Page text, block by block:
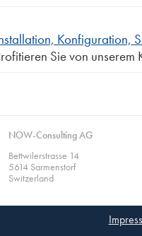
Konfiguration,
Sie von
NOW-Consulting AG
Bettwilerstrasse 14
5614 Sarmenstorf
Switzerland